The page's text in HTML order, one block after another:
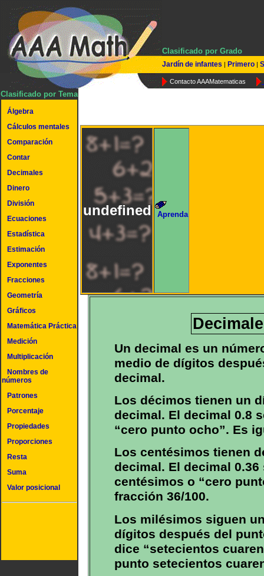
Clasificado por Grado
Jardín de infantes | Primero |
Contacto AAAMatematicas
Clasificado por Tema
Álgebra
Cálculos mentales
Comparación
Contar
Decimales
Dinero
División
Ecuaciones
Estadística
Estimación
Exponentes
Fracciones
Geometría
Gráficos
Matemática Práctica
Medición
Multiplicación
Nombres de
números
Patrones
Porcentaje
Propiedades
Proporciones
Resta
Suma
Valor posicional
undefined Aprenda
Un decimal es un
medio de dígitos
decimal.
Los décimos tienen un
decimal. El decimal 0.8
“cero punto ocho”. Es
Los centésimos tienen
decimal. El decimal
centésimos o “cero
fracción 36/100.
Los milésimos siguen
dígitos después del
dice “setecientos
punto setecientos